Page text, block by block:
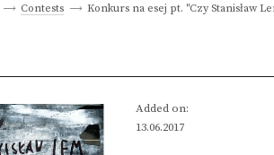
Contests Konkurs na esej pt. "Czy Stanisław
Added on:
13.06.2017